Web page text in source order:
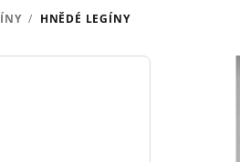
/ HNĚDÉ LEGÍNY